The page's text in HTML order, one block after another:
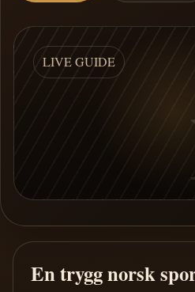
LIVE GUIDE
En trygg norsk